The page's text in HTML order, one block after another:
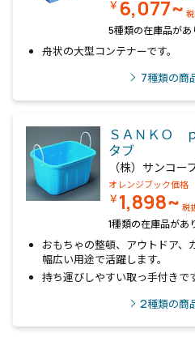
￥ 6,077~
5種類の在庫品があ
舟状の大型コンテナーです。
7種類の商
ＳＡＮＫＯ
タブ
（株）サンコー
オレンジブック価格
￥1,898~ 税
1種類の在庫品があ
おもちゃの整頓、アウトドア、
幅広い用途で活躍します。
持ち運びしやすい取っ手付きです
2種類の商